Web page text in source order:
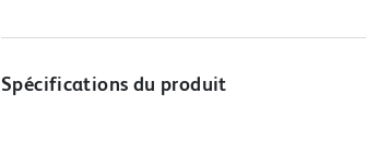
Spécifications du produit